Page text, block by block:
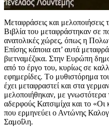
Μεταφράσεις και μελοποιήσεις
Βιβλία του μεταφράστηκαν σε
ανατολικές χώρες, όπως η
Επίσης κάποια απ’ αυτά
βιετναμέζικα. Στην Ευρώπη
από το έργο του, κυρίως σε
εφημερίδες. Tο μυθιστόρημα
έχει μεταφραστεί και στα
μελοποιήθηκαν, με
αδερφούς Κατσιμίχα και το «Οι
που ερμηνεύει ο Αντώνης
Σαμοΐλη.